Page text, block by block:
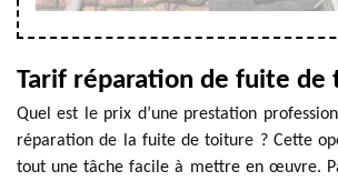
Tarif réparation de fuite de
Quel est le prix d’une prestation
réparation de la fuite de toiture ? Cette
tout une tâche facile à mettre en œuvre.